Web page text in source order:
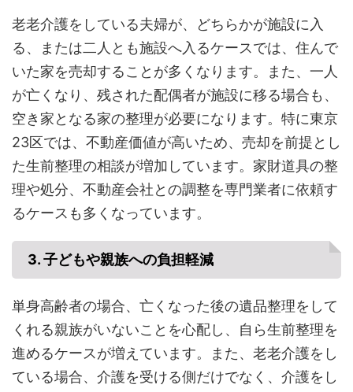
老老介護をしている夫婦が、どちらかが施設に入
る、または二人とも施設へ入るケースでは、住んで
いた家を売却することが多くなります。また、一人
が亡くなり、残された配偶者が施設に移る場合も、
空き家となる家の整理が必要になります。特に東京
23区では、不動産価値が高いため、売却を前提とし
た生前整理の相談が増加しています。家財道具の整
理や処分、不動産会社との調整を専門業者に依頼す
るケースも多くなっています。
3. 子どもや親族への負担軽減
単身高齢者の場合、亡くなった後の遺品整理をして
くれる親族がいないことを心配し、自ら生前整理を
進めるケースが増えています。また、老老介護をし
ている場合、介護を受ける側だけでなく、介護をし